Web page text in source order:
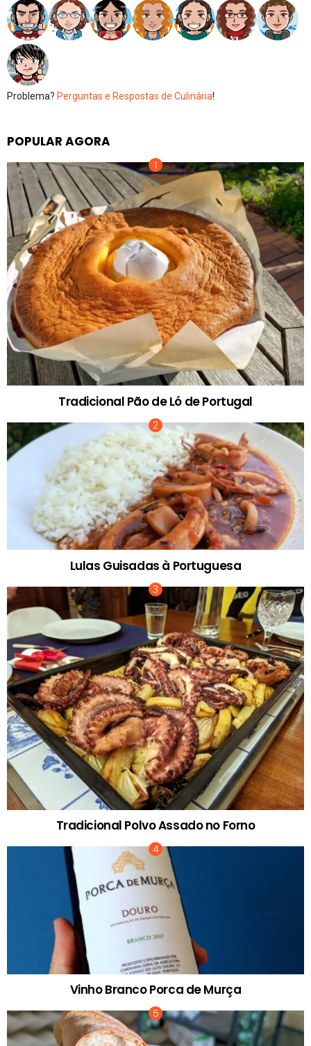
Problema? Perguntas e Respostas de Culinária!
POPULAR AGORA
Tradicional Pão de Ló de Portugal
Lulas Guisadas à Portuguesa
Tradicional Polvo Assado no Forno
Vinho Branco Porca de Murça